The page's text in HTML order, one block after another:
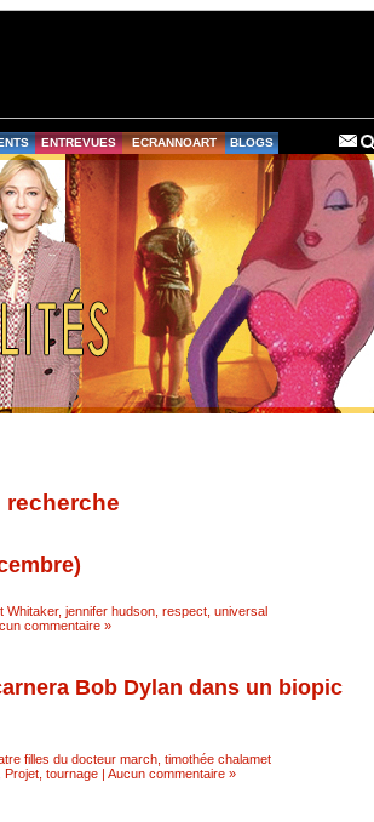
ENTREVUES ECRANNOART BLOGS
recherche
Whitaker, jennifer hudson respect universal
commentaire »
Bob Dylan dans un biopic
filles du docteur march, timothée chalamet
Projet, tournage | Aucun commentaire »